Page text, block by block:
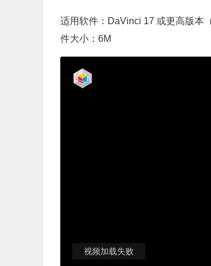
适用软件：DaVinci 17 或更高版本
件大小：6M
视频加载失败